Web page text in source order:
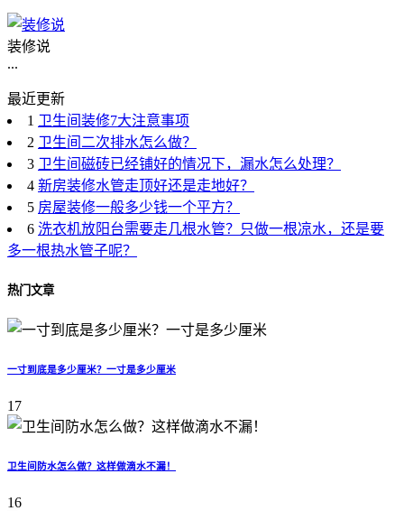
装修说
...
最近更新
1
卫生间装修7大注意事项
2
卫生间二次排水怎么做？
3
卫生间磁砖已经铺好的情况下，漏水怎么处理？
4 新房装修水管走顶好还是走地好？
5 房屋装修一般多少钱一个平方？
6 洗衣机放阳台需要走几根水管？只做一根凉水，还是要
多一根热水管子呢？
热门文章
一寸到底是多少厘米？一寸是多少厘米
17
卫生间防水怎么做？这样做滴水不漏！
16